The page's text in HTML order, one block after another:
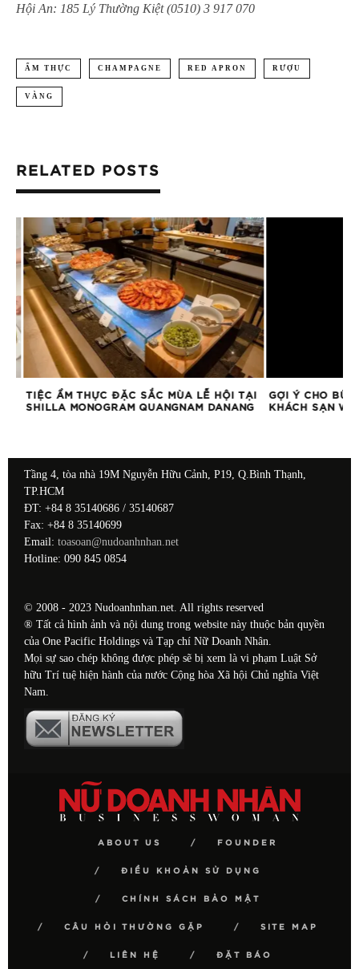
Hội An: 185 Lý Thường Kiệt (0510) 3 917 070
ẨM THỰC CHAMPAGNE RED APRON RƯỢU
VÀNG
RELATED POSTS
TIỆC ẨM THỰC ĐẶC SẮC MÙA LỄ HỘI TẠI
SHILLA MONOGRAM QUANGNAM DANANG
GỢI Ý CHO BỮA
KHÁCH SẠN
Tầng 4, tòa nhà 19M Nguyễn Hữu Cảnh, P19, Q.Bình Thạnh,
TP.HCM
ĐT: +84 8 35140686 / 35140687
Fax: +84 8 35140699
Email: toasoan@nudoanhnhan.net
Hotline: 090 845 0854
© 2008 - 2023 Nudoanhnhan.net. All rights reserved
® Tất cả hình ảnh và nội dung trong website này thuộc bản quyền
của One Pacific Holdings và Tạp chí Nữ Doanh Nhân.
Mọi sự sao chép không được phép sẽ bị xem là vi phạm Luật Sở
hữu Trí tuệ hiện hành của nước Cộng hòa Xã hội Chủ nghĩa Việt
Nam.
ABOUT US FOUNDER
ĐIỀU KHOẢN SỬ DỤNG
CHÍNH SÁCH BẢO MẬT
CÂU HỎI THƯỜNG GẶP SITE MAP
LIÊN HỆ ĐẶT BÁO